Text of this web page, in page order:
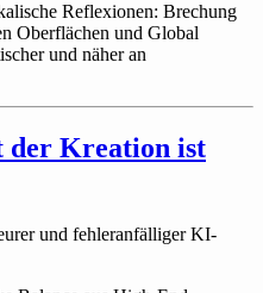
Reflexionen: Brechung
Oberflächen und Global
und näher an
der Kreation ist
und fehleranfälliger KI-